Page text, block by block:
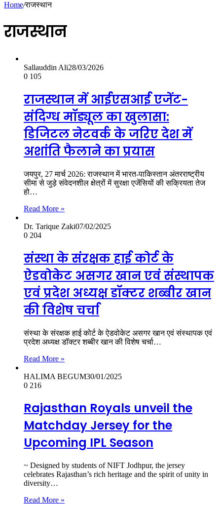
Home/राजस्थान
राजस्थान
Sallauddin Ali28/03/2026
0 105
राजस्थान में आईएसआई एजेंट-
संदिग्ध मॉड्यूल का खुलासा:
डिजिटल नेटवर्क के जरिए देश में
अशांति फैलाने का प्रयास
जयपुर, 27 मार्च 2026: राजस्थान में भारत-पाकिस्तान अंतरराष्ट्रीय
सीमा से जुड़े संवेदनशील क्षेत्रों में सुरक्षा एजेंसियों की सक्रियता तेज
हो…
Read More »
Dr. Tarique Zaki07/02/2025
0 204
संस्था के संरक्षक हाई कोर्ट के
ऐडवोकेट असगर खान एवं संस्थापक
एवं प्रदेश अध्यक्ष डॉक्टर शब्बीर खान
की विशेष चर्चा
संस्था के संरक्षक हाई कोर्ट के ऐडवोकेट असगर खान एवं संस्थापक एवं
प्रदेश अध्यक्ष डॉक्टर शब्बीर खान की विशेष चर्चा…
Read More »
HALIMA BEGUM30/01/2025
0 216
Rajasthan Royals unveil the
Matchday Jersey for the
Upcoming IPL Season
~ Designed by students of NIFT Jodhpur, the jersey
celebrates Rajasthan’s rich heritage and the spirit of unity in
diversity…
Read More »